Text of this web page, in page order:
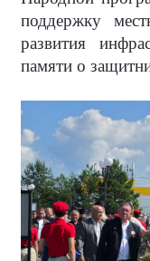
поддержку
развития
памяти о